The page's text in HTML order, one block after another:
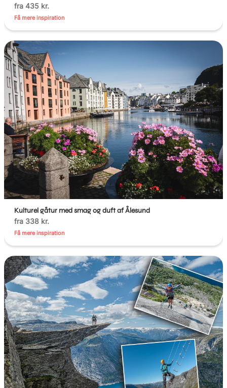
fra 435 kr.
Få mere inspiration
Kulturel gåtur med smag og duft af Ålesund
fra 338 kr.
Få mere inspiration